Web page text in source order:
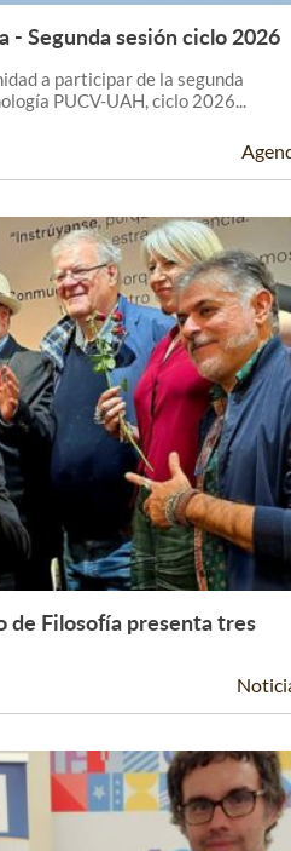
Leer Más +
- Segunda sesión ciclo 2026
a participar de la segunda
PUCV-UAH, ciclo 2026...
Leer Más +
Filosofía presenta tres